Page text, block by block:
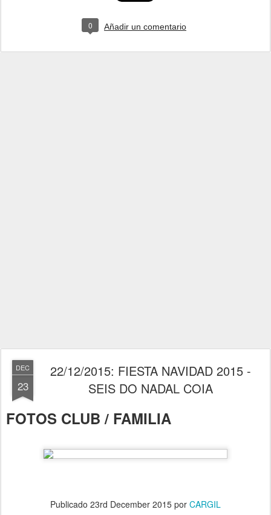
0 Añadir un comentario
DEC
23
22/12/2015: FIESTA NAVIDAD 2015 -
SEIS DO NADAL COIA
FOTOS CLUB / FAMILIA
Publicado 23rd December 2015 por CARGIL